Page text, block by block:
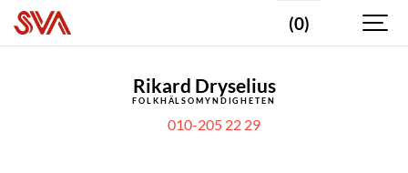
(0)
Rikard Dryselius
FOLKHÄLSOMYNDIGHETEN
010-205 22 29